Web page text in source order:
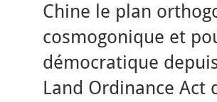
Chine le plan
cosmogonique et
démocratique
Land Ordinance Act